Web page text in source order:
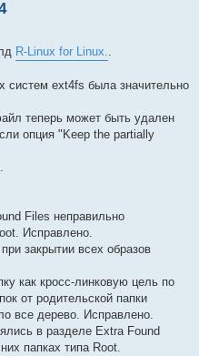
R-Linux for Linux..
ext4fs была значительно
теперь может быть удален
опция "Keep the partially
Files неправильно
Исправлено.
закрытии всех образов
как кросс-линковую цель по
от родительской папки
все дерево. Исправлено.
в разделе Extra Found
папках типа Root.